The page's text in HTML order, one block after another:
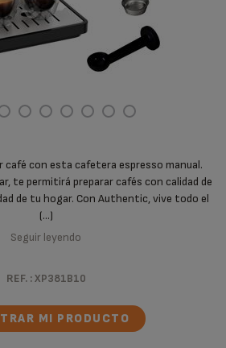
café con esta cafetera espresso manual.
te permitirá preparar cafés con calidad de
de tu hogar. Con Authentic, vive todo el
(...)
Seguir leyendo
REF. :XP381B10
MI PRODUCTO